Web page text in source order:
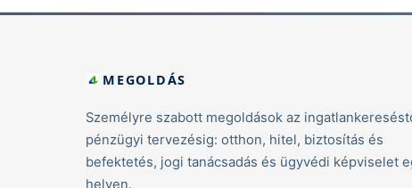
MEGOLDÁS
Személyre szabott megoldások az
pénzügyi tervezésig: otthon, hitel, biztosítás és
befektetés, jogi tanácsadás és ügyvédi képviselet
helyen.